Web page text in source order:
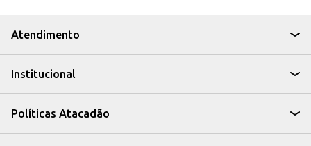
Uma boa opção para incluir em cestas de presentes.
Pode ser oferecido em lanchonetes e cafeterias.
O Chocolate Milka Dessert Cream é uma escolha saborosa e prática para
Atendimento
Institucional
Políticas Atacadão